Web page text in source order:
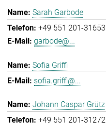
Sarah Garbode
+49 551 201-31653
garbode@...
Sofia Griffi
sofia.griffi@...
Johann Caspar Grütz
+49 551 201-31272